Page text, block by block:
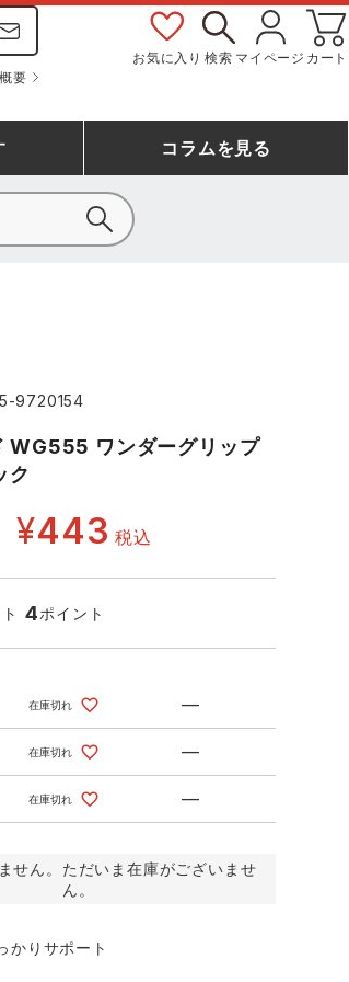
要
お気に入り 検索 マイページ カート
レインウェア・カッパ
つなぎ
手袋ランキング
ス ランキング
セロリー 大阪支店
ビルメンテ作業服
コラムを見る
9720154
WG555 ワンダーグリップ
ク
¥443 税込
4ポイント
在庫切れ —
在庫切れ —
在庫切れ —
せん。ただいま在庫がございませ
ん。
かりサポート